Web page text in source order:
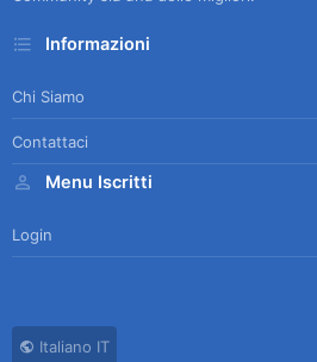
Informazioni
Chi Siamo
Contattaci
Menu Iscritti
Login
Italiano IT